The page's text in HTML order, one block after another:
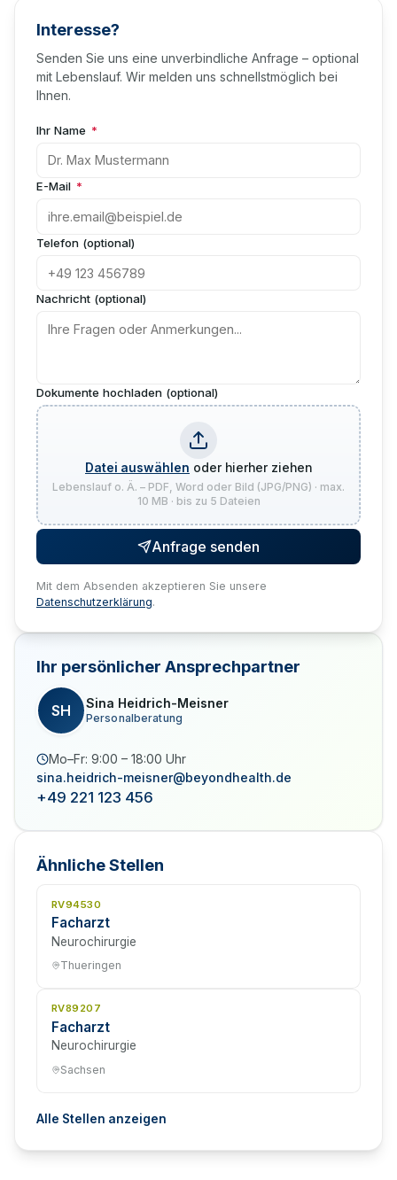
Interesse?
Senden Sie uns eine unverbindliche Anfrage – optional
mit Lebenslauf. Wir melden uns schnellstmöglich bei
Ihnen.
Ihr Name *
E-Mail *
Telefon (optional)
Nachricht (optional)
Dokumente hochladen (optional)
Datei auswählen oder hierher ziehen
Lebenslauf o. Ä. – PDF, Word oder Bild (JPG/PNG) · max.
10 MB · bis zu 5 Dateien
Anfrage senden
Mit dem Absenden akzeptieren Sie unsere
Datenschutzerklärung.
Ihr persönlicher Ansprechpartner
SH Sina Heidrich-Meisner
Personalberatung
Mo–Fr: 9:00 – 18:00 Uhr
sina.heidrich-meisner@beyondhealth.de
+49 221 123 456
Ähnliche Stellen
RV94530
Facharzt
Neurochirurgie
Thueringen
RV89207
Facharzt
Neurochirurgie
Sachsen
Alle Stellen anzeigen